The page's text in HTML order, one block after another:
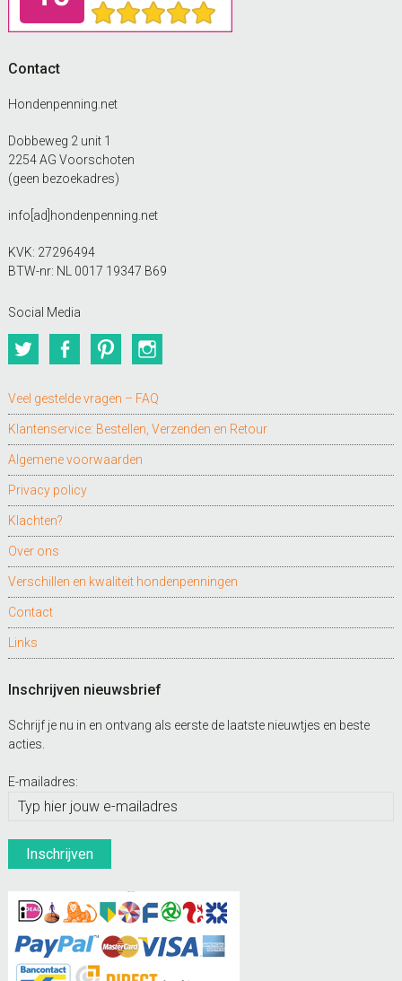
Contact
Hondenpenning.net
Dobbeweg 2 unit 1
2254 AG Voorschoten
(geen bezoekadres)
info[ad]hondenpenning.net
KVK: 27296494
BTW-nr: NL 0017 19347 B69
Social Media
TwitterFacebookPinterest
Veel gestelde vragen – FAQ
Klantenservice: Bestellen, Verzenden en Retour
Algemene voorwaarden
Privacy policy
Klachten?
Over ons
Verschillen en kwaliteit hondenpenningen
Contact
Links
Inschrijven nieuwsbrief
Schrijf je nu in en ontvang als eerste de laatste nieuwtjes en beste
acties.
E-mailadres: